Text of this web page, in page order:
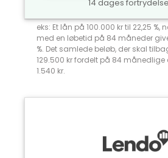
14 dages
eks: Et lån på 100.000 kr til 22,25 %,
med en løbetid på 84 måneder
%. Det samlede beløb, der skal
129.500 kr fordelt på 84
1.540 kr.